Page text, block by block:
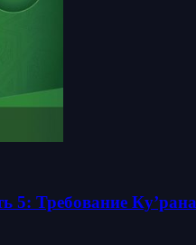
Требование